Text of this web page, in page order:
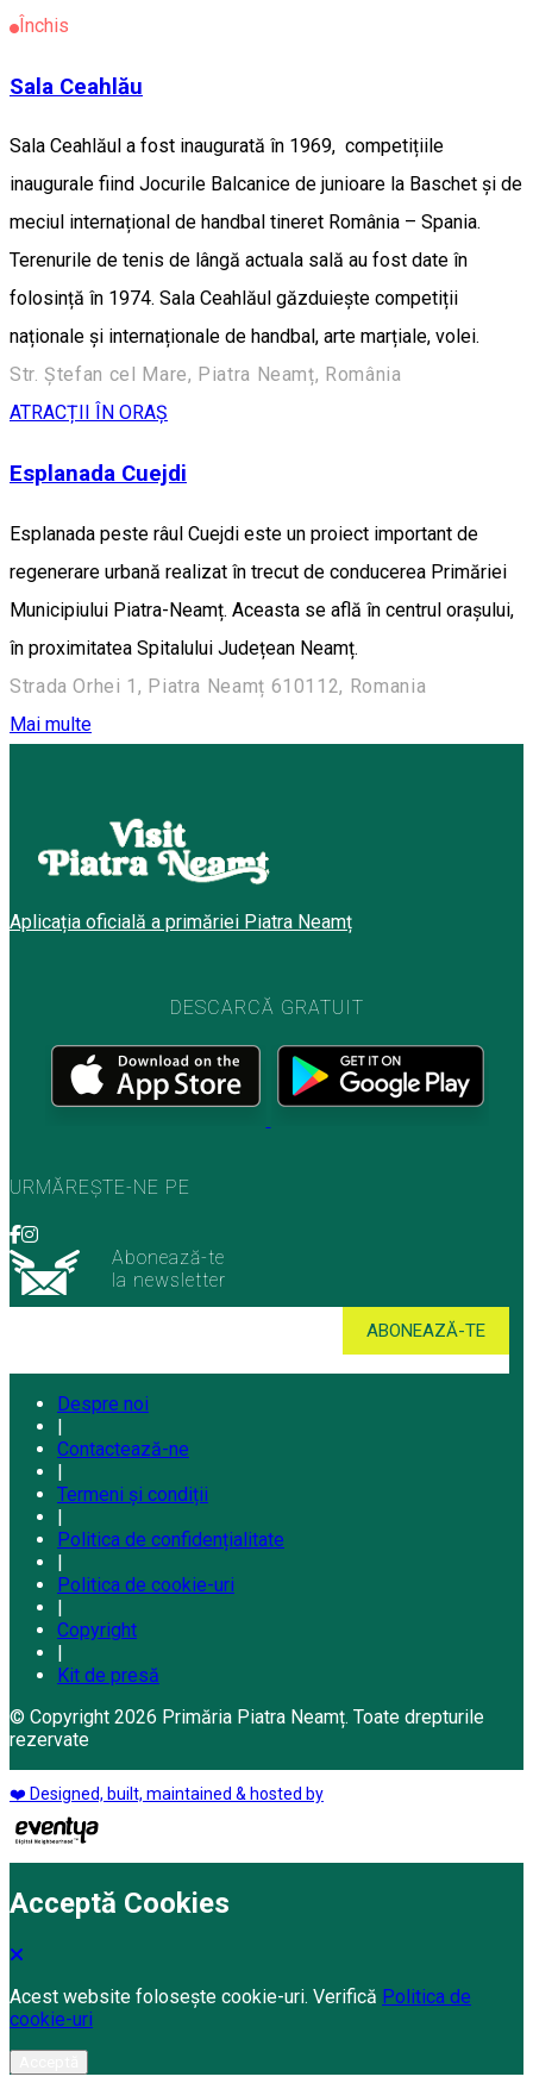
Închis
Sala Ceahlău
Sala Ceahlăul a fost inaugurată în 1969, competițiile
inaugurale fiind Jocurile Balcanice de junioare la Baschet și de
meciul internațional de handbal tineret România – Spania.
Terenurile de tenis de lângă actuala sală au fost date în
folosință în 1974. Sala Ceahlăul găzduiește competiții
naționale și internaționale de handbal, arte marțiale, volei.
Str. Ștefan cel Mare, Piatra Neamț, România
ATRACȚII ÎN ORAȘ
Esplanada Cuejdi
Esplanada peste râul Cuejdi este un proiect important de
regenerare urbană realizat în trecut de conducerea Primăriei
Municipiului Piatra-Neamț. Aceasta se află în centrul orașului,
în proximitatea Spitalului Județean Neamț.
Strada Orhei 1, Piatra Neamț 610112, Romania
Mai multe
Aplicația oficială a primăriei Piatra Neamț
DESCARCĂ GRATUIT
URMĂREȘTE-NE PE
Abonează-te
la newsletter
Despre noi
|
Contactează-ne
|
Termeni și condiții
|
Politica de confidențialitate
|
Politica de cookie-uri
|
Copyright
|
Kit de presă
© Copyright 2026 Primăria Piatra Neamț. Toate drepturile
rezervate
❤️ Designed, built, maintained & hosted by
Acceptă Cookies
Acest website folosește cookie-uri. Verifică Politica de
cookie-uri